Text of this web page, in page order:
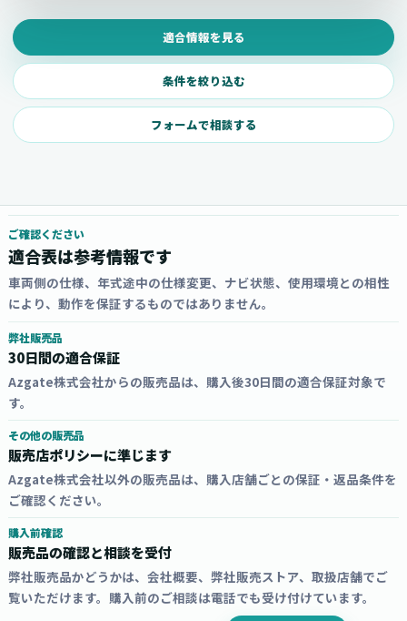
適合情報を見る
条件を絞り込む
フォームで相談する
ご確認ください
適合表は参考情報です
車両側の仕様、年式途中の仕様変更、ナビ状態、使用環境との相性
により、動作を保証するものではありません。
弊社販売品
30日間の適合保証
Azgate株式会社からの販売品は、購入後30日間の適合保証対象で
す。
その他の販売品
販売店ポリシーに準じます
Azgate株式会社以外の販売品は、購入店舗ごとの保証・返品条件を
ご確認ください。
購入前確認
販売品の確認と相談を受付
弊社販売品かどうかは、会社概要、弊社販売ストア、取扱店舗でご
覧いただけます。購入前のご相談は電話でも受け付けています。